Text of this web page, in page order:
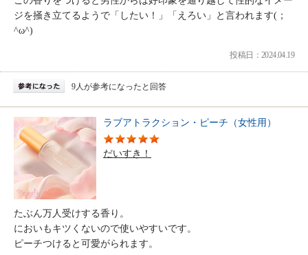
ジを掻き立てるようで「したい！」「えろい」と言われます(；
^ω^)
投稿日：2024.04.19
9人が参考になったと回答
ラブアトラクション・ピーチ（女性用）
だいすき！
たぶん万人受けする香り。
においもキツくないので使いやすいです。
ピーチつけると可愛がられます。